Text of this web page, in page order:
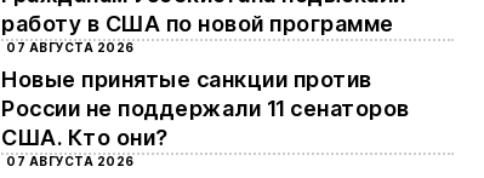
работу в США по новой программе
07 АВГУСТА 2026
Новые принятые санкции против
России не поддержали 11 сенаторов
США. Кто они?
07 АВГУСТА 2026